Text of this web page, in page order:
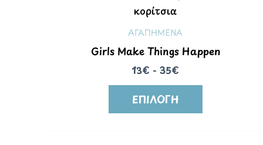
ΑΓΑΠΗΜΕΝΑ
Girls Make Things Happen
13€ - 35€
ΕΠΙΛΟΓΉ